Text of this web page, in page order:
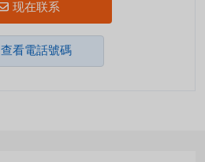
现在联系
查看電話號碼